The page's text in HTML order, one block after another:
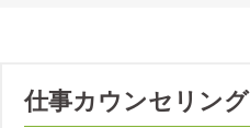
仕事カウンセリング